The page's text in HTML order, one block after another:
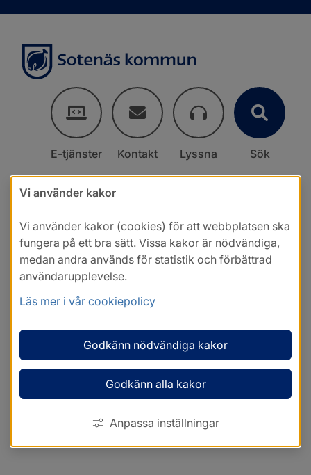
E-tjänster Kontakt Lyssna Sök
Vi använder kakor
Vi använder kakor (cookies) för att webbplatsen ska
fungera på ett bra sätt. Vissa kakor är nödvändiga,
medan andra används för statistik och förbättrad
användarupplevelse.
Läs mer i vår cookiepolicy
Godkänn nödvändiga kakor
Godkänn alla kakor
Anpassa inställningar